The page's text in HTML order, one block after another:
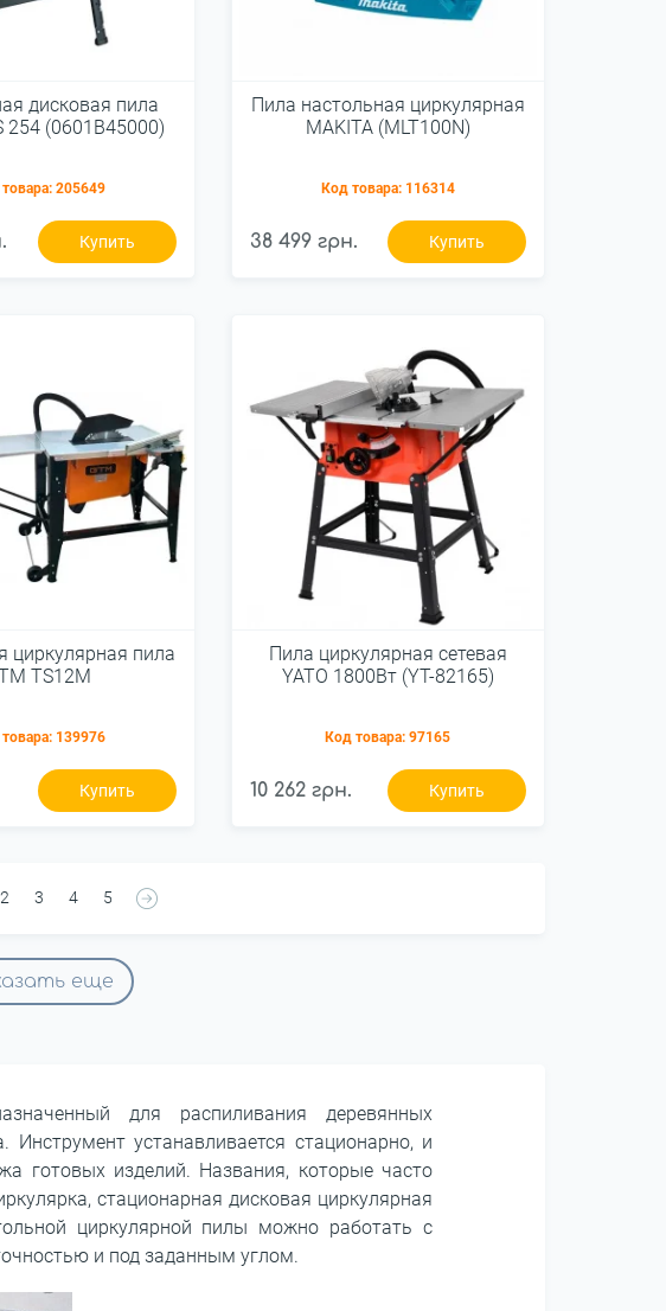
дисковая пила
254 (0601B45000)
205649
Купить
Пила настольная циркулярная
MAKITA (MLT100N)
Код товара: 116314
38 499 грн. Купить
циркулярная пила
TS12M
139976
Купить
Пила циркулярная сетевая
YATO 1800Вт (YT-82165)
Код товара:97165
10 262 грн. Купить
2 3 4 5
еще
для распиливания деревянных
Инструмент устанавливается стационарно, и
готовых изделий. Названия, которые часто
стационарная дисковая циркулярная
циркулярной пилы можно работать с
и под заданным углом.